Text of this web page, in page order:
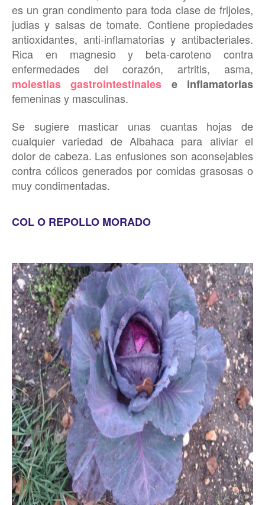
es un gran condimento para toda clase de frijoles,
judias y salsas de tomate. Contiene propiedades
antioxidantes, anti-inflamatorias y antibacteriales.
Rica en magnesio y beta-caroteno contra
enfermedades del corazón, artritis, asma,
molestias gastrointestinales e inflamatorias
femeninas y masculinas.
Se sugiere masticar unas cuantas hojas de
cualquier variedad de Albahaca para aliviar el
dolor de cabeza. Las enfusiones son aconsejables
contra cólicos generados por comidas grasosas o
muy condimentadas.
COL O REPOLLO MORADO